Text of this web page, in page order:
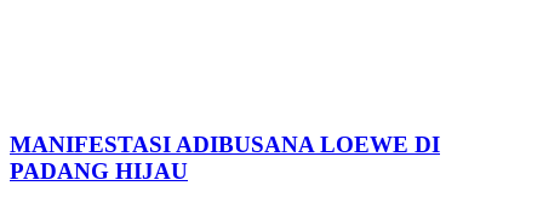
MANIFESTASI ADIBUSANA LOEWE DI
PADANG HIJAU